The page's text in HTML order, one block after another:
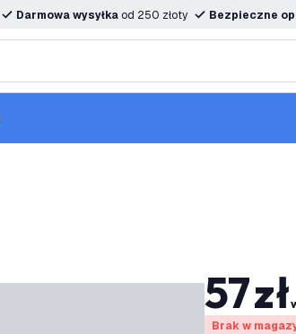
Darmowa wysyłka od 250 złoty Bezpieczne
57zł
Brak w